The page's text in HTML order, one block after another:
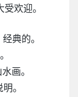
欢迎。
典的。
画。
。